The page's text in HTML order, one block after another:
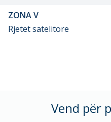
ZONA V
Rjetet satelitore
Vend për